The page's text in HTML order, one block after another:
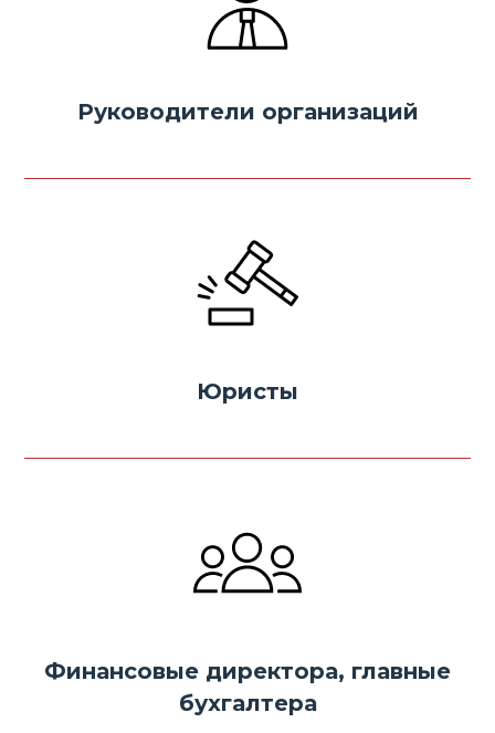
Руководители организаций
Юристы
Финансовые директора, главные
бухгалтера